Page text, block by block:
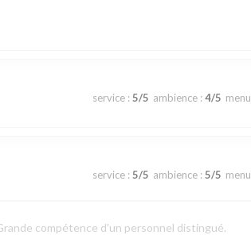
service: 5/5 ambience: 4/5 menu
service: 5/5 ambience: 5/5 menu
compétence d'un personnel distingué.